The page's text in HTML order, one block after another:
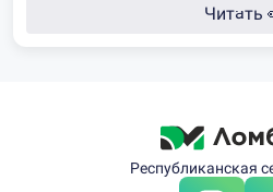
Читать
Республиканская